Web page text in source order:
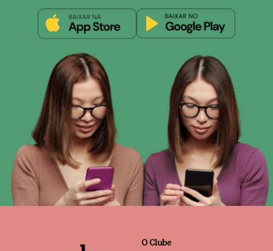
O Clube